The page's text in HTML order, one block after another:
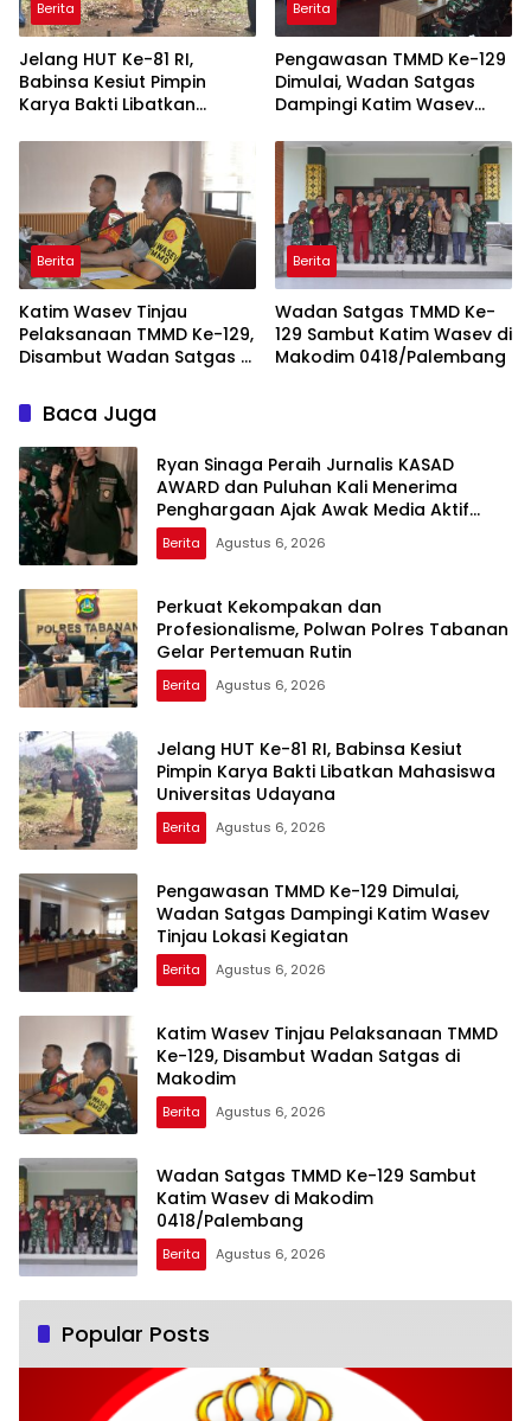
Berita
Jelang HUT Ke-81 RI,
Babinsa Kesiut Pimpin
Karya Bakti Libatkan
Udayana
Berita
Pengawasan TMMD Ke-129
Dimulai, Wadan Satgas
Dampingi Katim Wasev
Berita
Katim Wasev Tinjau
Pelaksanaan TMMD Ke-129,
Disambut Wadan Satgas di
Berita
Wadan Satgas TMMD Ke-
129 Sambut Katim Wasev di
Makodim 0418/Palembang
Baca Juga
Ryan Sinaga Peraih Jurnalis KASAD
AWARD dan Puluhan Kali Menerima
Penghargaan Ajak Awak Media Aktif
Publikasi Kegiatan TNI
Berita Agustus 6, 2026
Perkuat Kekompakan dan
Profesionalisme, Polwan Polres Tabanan
Gelar Pertemuan Rutin
Berita Agustus 6, 2026
Jelang HUT Ke-81 RI, Babinsa Kesiut
Pimpin Karya Bakti Libatkan Mahasiswa
Universitas Udayana
Berita Agustus 6, 2026
Pengawasan TMMD Ke-129 Dimulai,
Wadan Satgas Dampingi Katim Wasev
Tinjau Lokasi Kegiatan
Berita Agustus 6, 2026
Katim Wasev Tinjau Pelaksanaan TMMD
Ke-129, Disambut Wadan Satgas di
Makodim
Berita Agustus 6, 2026
Wadan Satgas TMMD Ke-129 Sambut
Katim Wasev di Makodim
0418/Palembang
Berita Agustus 6, 2026
Popular Posts